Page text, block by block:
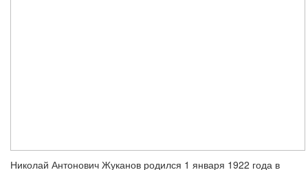
Николай Антонович Жуканов родился 1 января 1922 года в